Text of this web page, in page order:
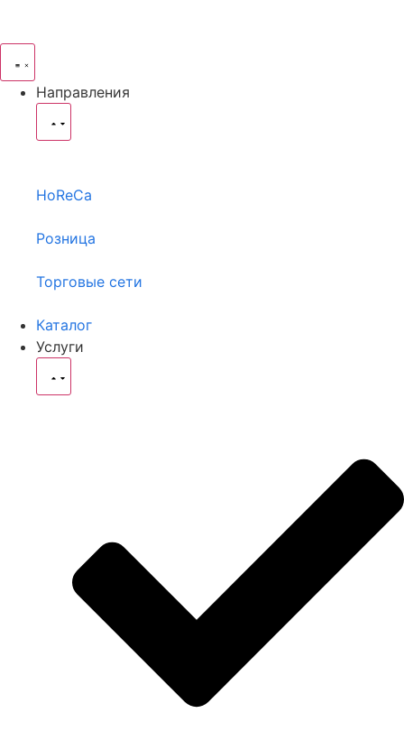
Направления
HoReCa
Розница
Торговые сети
Каталог
Услуги